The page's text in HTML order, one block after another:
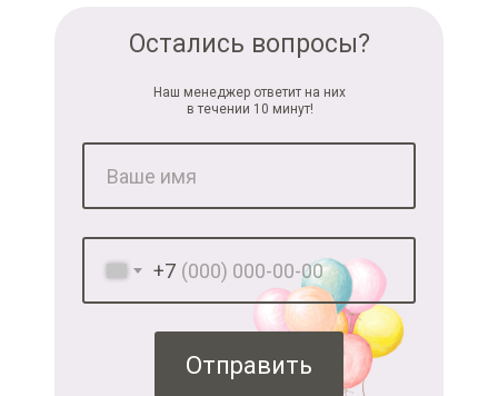
+7
Отправить
Остались вопросы?
Наш менеджер ответит на них
в течении 10 минут!